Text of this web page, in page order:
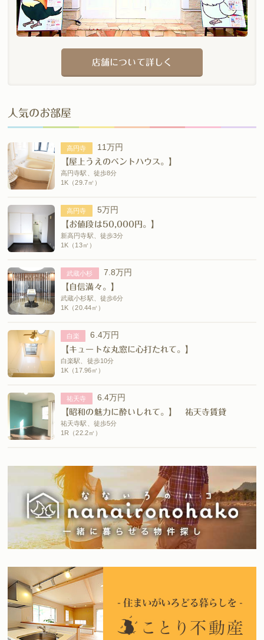
店舗について詳しく
人気のお部屋
高円寺 11万円
【屋上うえのペントハウス。】
高円寺駅、徒歩8分
1K（29.7㎡）
高円寺 5万円
【お値段は50,000円。】
新高円寺駅、徒歩3分
1K（13㎡）
武蔵小杉 7.8万円
【自信満々。】
武蔵小杉駅、徒歩6分
1K（20.44㎡）
白楽 6.4万円
【キュートな丸窓に心打たれて。】
白楽駅、徒歩10分
1K（17.96㎡）
祐天寺 6.4万円
【昭和の魅力に酔いしれて。】 祐天寺賃貸
祐天寺駅、徒歩5分
1R（22.2㎡）